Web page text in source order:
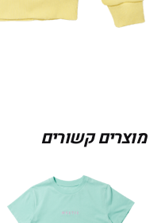
מוצרים קשורים